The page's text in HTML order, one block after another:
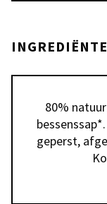
80%
geperst,